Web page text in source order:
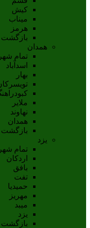
کيش
ميناب
هرمز
بازگشت
همدان
تمام شهر‌ها
اسدآباد
بهار
تويسرکان
کبودراهنگ
ملاير
نهاوند
همدان
بازگشت
یزد
تمام شهر‌ها
اردکان
بافق
تفت
حميديا
مهریز
ميبد
يزد
بازگشت